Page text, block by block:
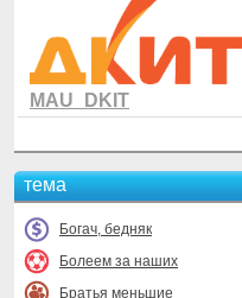
MAU_DKIT
тема
Богач, бедняк
Болеем за наших
Братья меньшие